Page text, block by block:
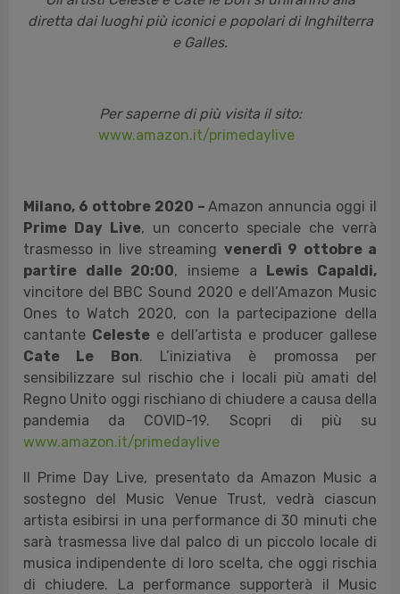
diretta dai luoghi più iconici e popolari di Inghilterra
e Galles.
Per saperne di più visita il sito:
www.amazon.it/primedaylive
Milano, 6 ottobre 2020 –Amazon annuncia oggi il
Prime Day Live, un concerto speciale che verrà
trasmesso in live streaming venerdì 9 ottobre a
partire dalle 20:00, insieme a Lewis Capaldi,
vincitore del BBC Sound 2020 e dell’Amazon Music
Ones to Watch 2020, con la partecipazione della
cantante Celeste e dell’artista e producer gallese
Cate Le Bon. L’iniziativa è promossa per
sensibilizzare sul rischio che i locali più amati del
Regno Unito oggi rischiano di chiudere a causa della
pandemia da COVID-19. Scopri di più su
www.amazon.it/primedaylive
Il Prime Day Live, presentato da Amazon Music a
sostegno del Music Venue Trust, vedrà ciascun
artista esibirsi in una performance di 30 minuti che
sarà trasmessa live dal palco di un piccolo locale di
musica indipendente di loro scelta, che oggi rischia
di chiudere. La performance supporterà il Music